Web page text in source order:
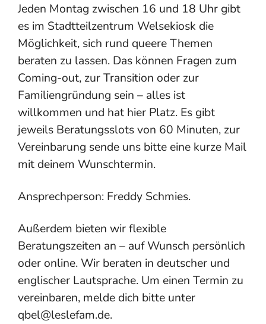
Jeden Montag zwischen 16 und 18 Uhr gibt
es im Stadtteilzentrum Welsekiosk die
Möglichkeit, sich rund queere Themen
beraten zu lassen. Das können Fragen zum
Coming-out, zur Transition oder zur
Familiengründung sein – alles ist
willkommen und hat hier Platz. Es gibt
jeweils Beratungsslots von 60 Minuten, zur
Vereinbarung sende uns bitte eine kurze Mail
mit deinem Wunschtermin.
Ansprechperson: Freddy Schmies.
Außerdem bieten wir flexible
Beratungszeiten an – auf Wunsch persönlich
oder online. Wir beraten in deutscher und
englischer Lautsprache. Um einen Termin zu
vereinbaren, melde dich bitte unter
qbel@leslefam.de.